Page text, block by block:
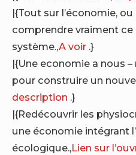
|{Tout sur l’économie,
comprendre vraiment ce
système.,A voir .}
|{Une economie a nous
pour construire un
description .}
|{Redécouvrir les
une économie intégrant
écologique.,Lien sur